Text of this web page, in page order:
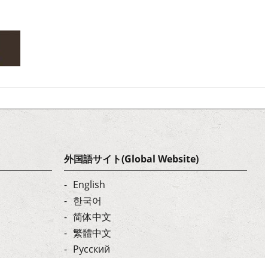
外国語サイト(Global Website)
English
한국어
简体中文
繁體中文
Русский